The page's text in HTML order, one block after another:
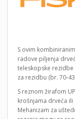
S ovim
radove piljenja
teleskopske rezidbe
za rezidbu (br. 70-
S reznom žirafom
krošnjama drveća ili
Mehanizam za